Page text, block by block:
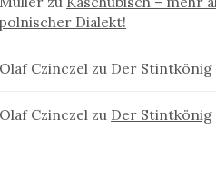
polnischer Dialekt!
Olaf Czinczel zu Der Stintkönig
Olaf Czinczel zu Der Stintkönig